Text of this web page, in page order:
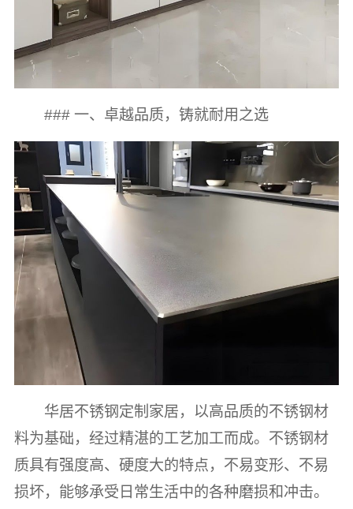
### 一、卓越品质，铸就耐用之选
华居不锈钢定制家居，以高品质的不锈钢材
料为基础，经过精湛的工艺加工而成。不锈钢材
质具有强度高、硬度大的特点，不易变形、不易
损坏，能够承受日常生活中的各种磨损和冲击。